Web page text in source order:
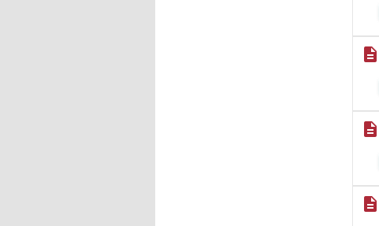
description
description
description